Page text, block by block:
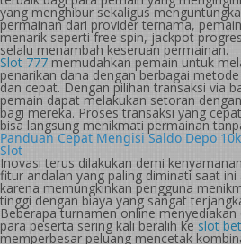
yang menghibur sekaligus
permainan dari provider ternama,
menarik seperti free spin, jackpot
selalu menambah keseruan permainan.
Slot 777 memudahkan pemain untuk
penarikan dana dengan berbagai
dan cepat. Dengan pilihan transaksi via
pemain dapat melakukan setoran
bagi mereka. Proses transaksi yang
bisa langsung menikmati permainan
Panduan Cepat Mengisi Saldo Depo
Slot
Inovasi terus dilakukan demi
fitur andalan yang paling diminati saat
karena memungkinkan pengguna
tinggi dengan biaya yang sangat
Beberapa turnamen online
para peserta sering kali beralih ke slot
memperbesar peluang mencetak